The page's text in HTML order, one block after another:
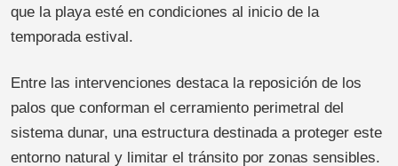
que la playa esté en condiciones al inicio de la
temporada estival.
Entre las intervenciones destaca la reposición de los
palos que conforman el cerramiento perimetral del
sistema dunar, una estructura destinada a proteger este
entorno natural y limitar el tránsito por zonas sensibles.